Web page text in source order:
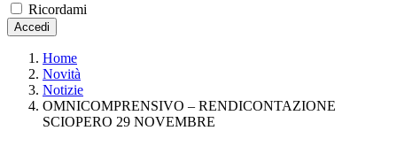
Ricordami
Accedi
Home
Novità
Notizie
OMNICOMPRENSIVO – RENDICONTAZIONE
SCIOPERO 29 NOVEMBRE